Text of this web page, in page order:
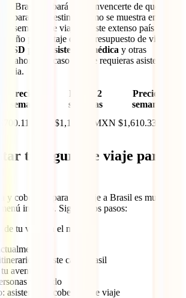
Brasil acabará por convencerte de que se
para este destino. Como se muestra en la
semanas de viaje en este extenso país
porcentaje de tu presupuesto de viaje y,
USD para asistencia médica y otras
ahorro en caso de que requieras asistencia
Precio 1
semana
Precio 2
semanas
Precio 3
semanas
$700.11MXN $1,105.35MXN $1,610.33MXN
tu seguro de viaje para
y cobertura para un viaje a Brasil es muy
intuitivo. Sigue estos pasos:
de tu viaje en el menú:
en este caso Brasil
aventura
viajando
asistencia y cobertura de viaje